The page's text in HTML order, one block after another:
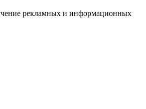
рекламных и информационных